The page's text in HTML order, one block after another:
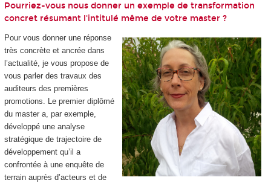
Pourriez-vous nous donner un exemple de transformation
concret résumant l'intitulé même de votre master ?
Pour vous donner une réponse
très concrète et ancrée dans
l’actualité, je vous propose de
vous parler des travaux des
auditeurs des premières
promotions. Le premier diplômé
du master a, par exemple,
développé une analyse
stratégique de trajectoire de
développement qu’il a
confrontée à une enquête de
terrain auprès d’acteurs et de